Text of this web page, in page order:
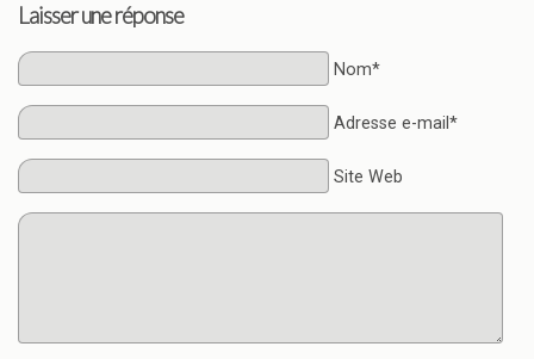
Laisser une réponse
Nom*
Adresse e-mail*
Site Web